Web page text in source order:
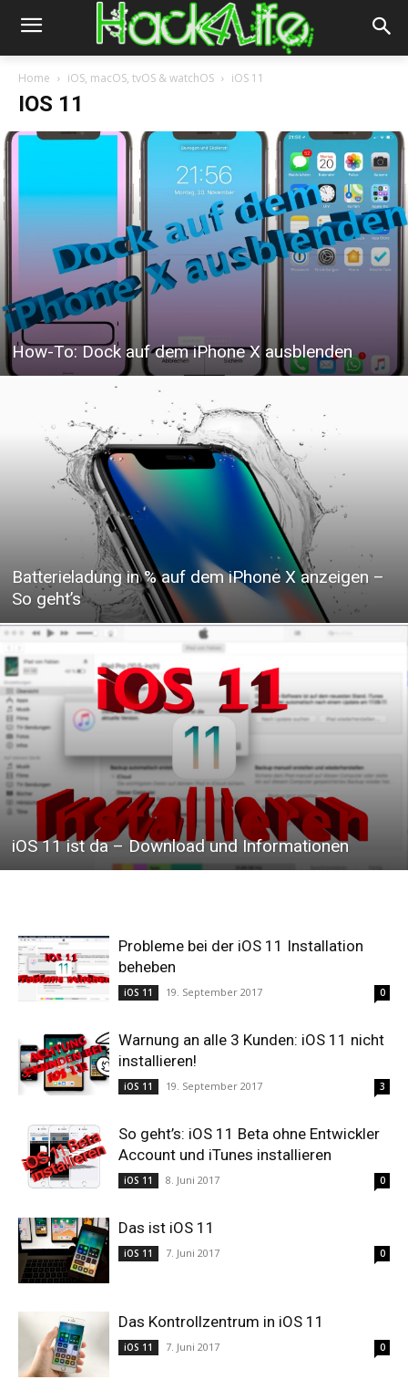
Home iOS, macOS, tvOS & watchOS iOS 11
IOS 11
How-To: Dock auf dem iPhone X ausblenden
Batterieladung in % auf dem iPhone X anzeigen –
So geht’s
iOS 11 ist da – Download und Informationen
Probleme bei der iOS 11 Installation
beheben
iOS 11 19. September 2017 0
Warnung an alle 3 Kunden: iOS 11 nicht
installieren!
iOS 11 19. September 2017 3
So geht’s: iOS 11 Beta ohne Entwickler
Account und iTunes installieren
iOS 11 8. Juni 2017 0
Das ist iOS 11
iOS 11 7. Juni 2017 0
Das Kontrollzentrum in iOS 11
iOS 11 7. Juni 2017 0